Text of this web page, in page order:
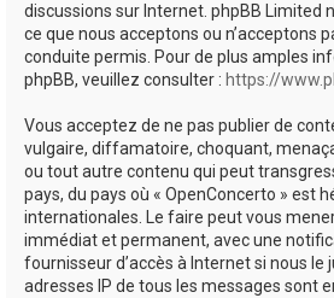
discussions sur Internet. phpBB Limited
ce que nous acceptons ou n’acceptons
conduite permis. Pour de plus amples
phpBB, veuillez consulter : https://
Vous acceptez de ne pas publier de
vulgaire, diffamatoire, choquant,
ou tout autre contenu qui peut
pays, du pays où « OpenConcerto » est
internationales. Le faire peut vous
immédiat et permanent, avec une
fournisseur d’accès à Internet si nous le
adresses IP de tous les messages sont